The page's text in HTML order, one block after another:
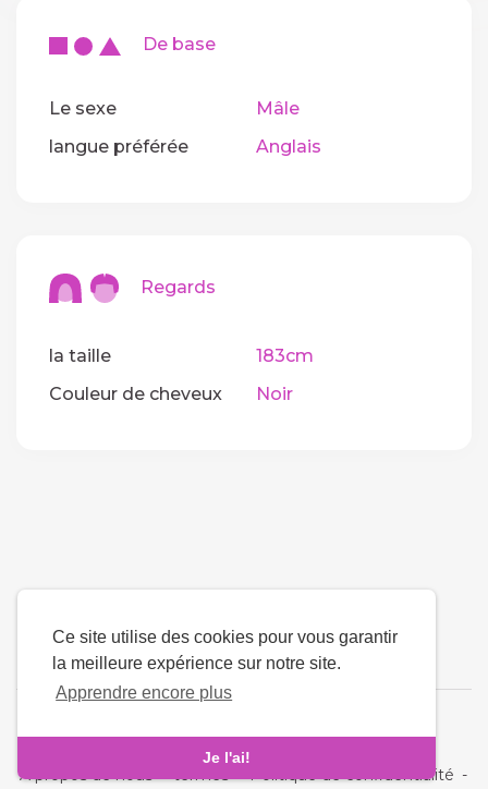
Ce site utilise des cookies pour vous garantir
la meilleure expérience sur notre site.
Apprendre encore plus
Je l'ai!
De base
Le sexe
Mâle
langue préférée
Anglais
Regards
la taille
183cm
Couleur de cheveux
Noir
À propos de nous-termes-Politique de confidentialité -